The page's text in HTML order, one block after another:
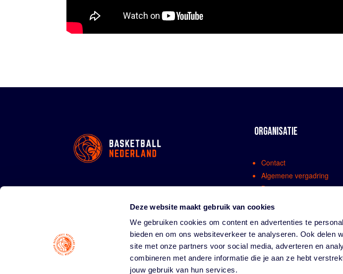
Deze website maakt gebruik van cookies
We gebruiken cookies om content en advertenties te
bieden en om ons websiteverkeer te analyseren. Ook delen
site met onze partners voor social media, adverteren en
combineren met andere informatie die je aan ze hebt
jouw gebruik van hun services.
ORGANISATIE
Contact
Algemene vergadring
Bestuur
Bondsreglementen
Klachtenregeling
Partners
Vacatures